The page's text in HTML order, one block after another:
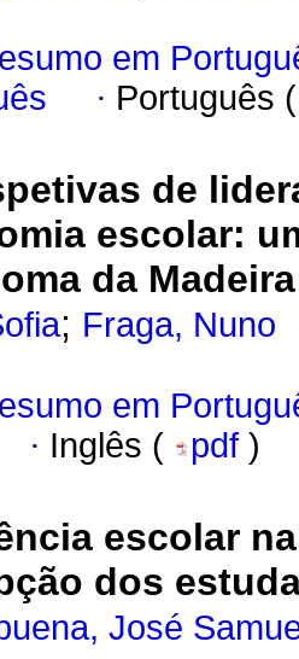
em
· Português
de
escolar:
da Madeira
; Fraga, Nuno
em
· Inglês ( pdf )
escolar
dos
José